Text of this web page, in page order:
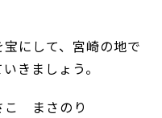
にして、宮崎の地で
きましょう。
こ まさのり